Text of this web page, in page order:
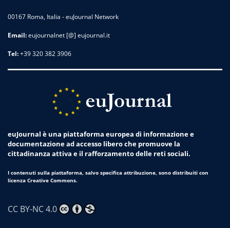
00167 Roma, Italia - euJournal Network
Email:eujournalnet [@] eujournal.it
Tel:+39 320 382 3906
euJournal è una piattaforma europea di informazione e
documentazione ad accesso libero che promuove la
cittadinanza attiva e il rafforzamento delle reti sociali.
I contenuti sulla piattaforma, salvo specifica attribuzione, sono distribuiti con
licenza Creative Commons.
CC BY-NC 4.0